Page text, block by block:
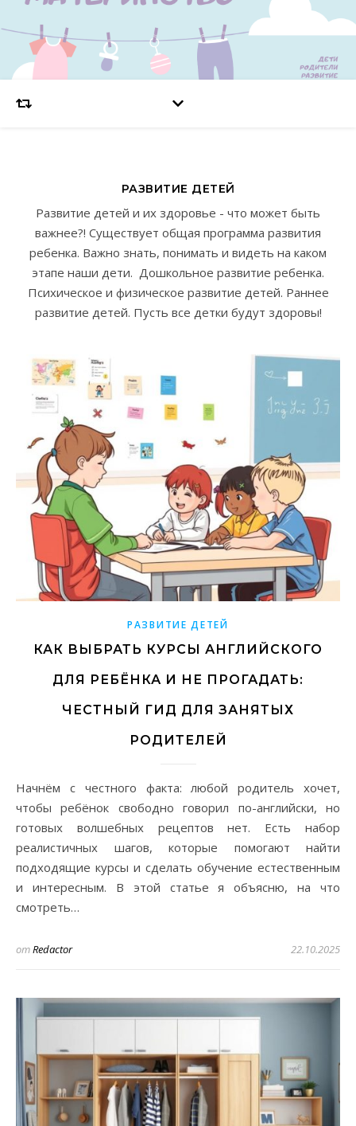
РАЗВИТИЕ ДЕТЕЙ
Развитие детей и их здоровье - что может быть
важнее?! Существует общая программа развития
ребенка. Важно знать, понимать и видеть на каком
этапе наши дети. Дошкольное развитие ребенка.
Психическое и физическое развитие детей. Раннее
развитие детей. Пусть все детки будут здоровы!
РАЗВИТИЕ ДЕТЕЙ
КАК ВЫБРАТЬ КУРСЫ АНГЛИЙСКОГО
ДЛЯ РЕБЁНКА И НЕ ПРОГАДАТЬ:
ЧЕСТНЫЙ ГИД ДЛЯ ЗАНЯТЫХ
РОДИТЕЛЕЙ
Начнём с честного факта: любой родитель хочет,
чтобы ребёнок свободно говорил по-английски, но
готовых волшебных рецептов нет. Есть набор
реалистичных шагов, которые помогают найти
подходящие курсы и сделать обучение естественным
и интересным. В этой статье я объясню, на что
смотреть…
отRedactor 22.10.2025